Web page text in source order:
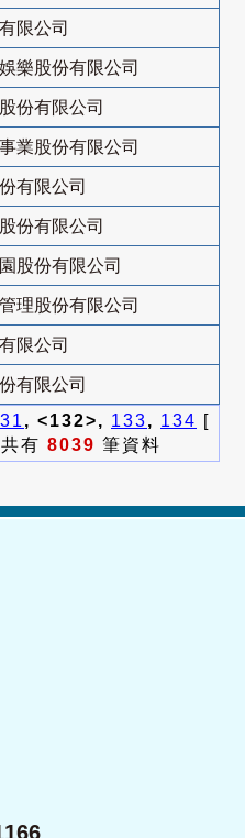
限公司
樂股份有限公司
份有限公司
業股份有限公司
有限公司
份有限公司
股份有限公司
理股份有限公司
限公司
有限公司
, <132>, 133, 134 [
有 8039 筆資料